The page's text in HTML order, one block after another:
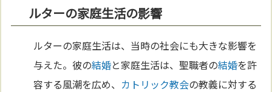
ルターの家庭生活の影響
ルターの家庭生活は、当時の社会にも大きな影響を
与えた。彼の結婚と家庭生活は、聖職者の結婚を許
容する風潮を広め、 カトリック教会の教義に対する